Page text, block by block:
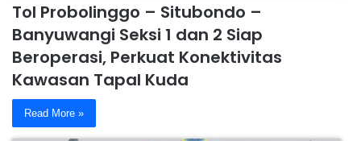
Tol Probolinggo – Situbondo –
Banyuwangi Seksi 1 dan 2 Siap
Beroperasi, Perkuat Konektivitas
Kawasan Tapal Kuda
Read More »